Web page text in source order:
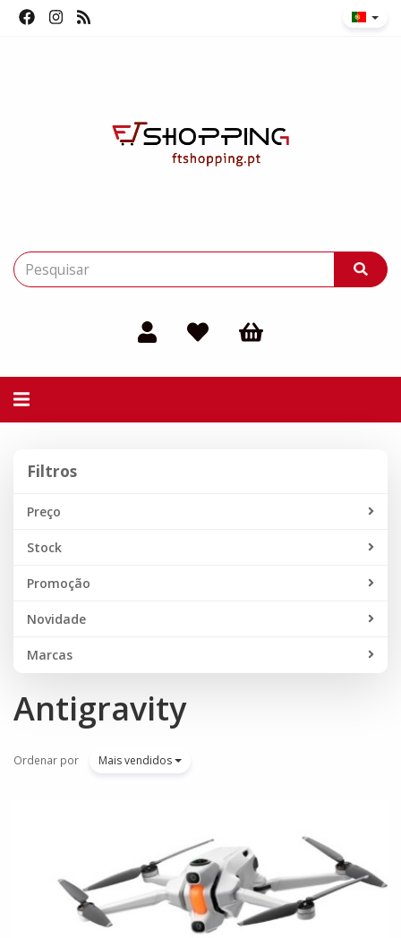
Alternar
Filtros
Preço
Stock
Promoção
Novidade
Marcas
Antigravity
Ordenar por Mais vendidos